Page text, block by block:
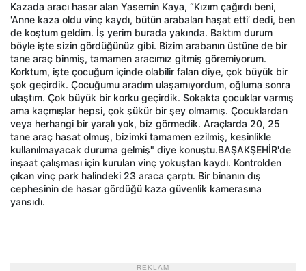
Kazada aracı hasar alan Yasemin Kaya, “Kızım çağırdı beni,
'Anne kaza oldu vinç kaydı, bütün arabaları haşat etti’ dedi, ben
de koştum geldim. İş yerim burada yakında. Baktım durum
böyle işte sizin gördüğünüz gibi. Bizim arabanın üstüne de bir
tane araç binmiş, tamamen aracımız gitmiş göremiyorum.
Korktum, işte çocuğum içinde olabilir falan diye, çok büyük bir
şok geçirdik. Çocuğumu aradım ulaşamıyordum, oğluma sonra
ulaştım. Çok büyük bir korku geçirdik. Sokakta çocuklar varmış
ama kaçmışlar hepsi, çok şükür bir şey olmamış. Çocuklardan
veya herhangi bir yaralı yok, biz görmedik. Araçlarda 20, 25
tane araç hasat olmuş, bizimki tamamen ezilmiş, kesinlikle
kullanılmayacak duruma gelmiş" diye konuştu.BAŞAKŞEHİR'de
inşaat çalışması için kurulan vinç yokuştan kaydı. Kontrolden
çıkan vinç park halindeki 23 araca çarptı. Bir binanın dış
cephesinin de hasar gördüğü kaza güvenlik kamerasına
yansıdı.
- REKLAM -